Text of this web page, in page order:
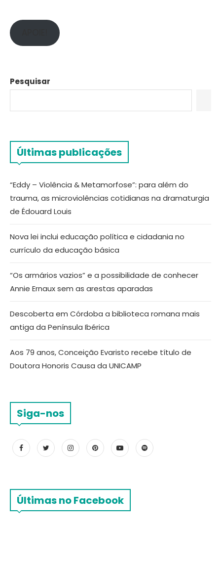
Pesquisar
Últimas publicações
“Eddy – Violência & Metamorfose”: para além do
trauma, as microviolências cotidianas na dramaturgia
de Édouard Louis
Nova lei inclui educação política e cidadania no
currículo da educação básica
“Os armários vazios” e a possibilidade de conhecer
Annie Ernaux sem as arestas aparadas
Descoberta em Córdoba a biblioteca romana mais
antiga da Península Ibérica
Aos 79 anos, Conceição Evaristo recebe título de
Doutora Honoris Causa da UNICAMP
Siga-nos
Últimas no Facebook